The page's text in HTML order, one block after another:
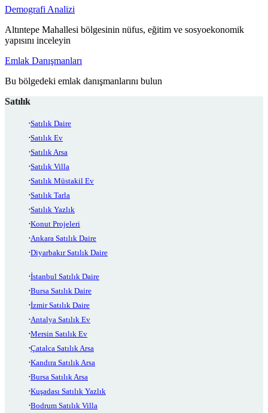
Demografi Analizi
Altıntepe Mahallesi bölgesinin nüfus, eğitim ve sosyoekonomik
yapısını inceleyin
Emlak Danışmanları
Bu bölgedeki emlak danışmanlarını bulun
Satılık
Satılık Daire
Satılık Ev
Satılık Arsa
Satılık Villa
Satılık Müstakil Ev
Satılık Tarla
Satılık Yazlık
Konut Projeleri
Ankara Satılık Daire
Diyarbakır Satılık Daire
İstanbul Satılık Daire
Bursa Satılık Daire
İzmir Satılık Daire
Antalya Satılık Ev
Mersin Satılık Ev
Çatalca Satılık Arsa
Kandıra Satılık Arsa
Bursa Satılık Arsa
Kuşadası Satılık Yazlık
Bodrum Satılık Villa